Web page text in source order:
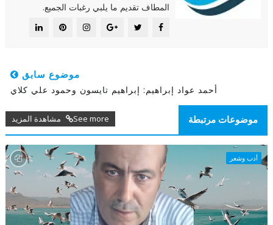
المطاف تقديم ما يلبي رغبات الجميع.
موضوع سابق
أحمد عواد إبراهيم: إبراهيم تايسون وحمود علي كلاي
موضوعات مرتبطة See more مشاهدة المزيد
أدب وشعر